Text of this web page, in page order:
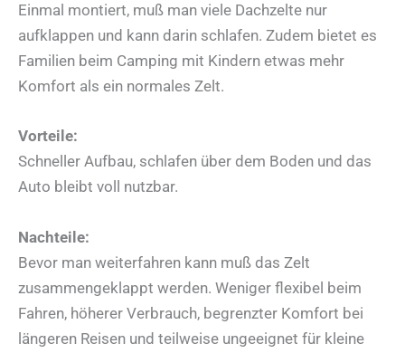
Einmal montiert, muß man viele Dachzelte nur
aufklappen und kann darin schlafen. Zudem bietet es
Familien beim Camping mit Kindern etwas mehr
Komfort als ein normales Zelt.
Vorteile:
Schneller Aufbau, schlafen über dem Boden und das
Auto bleibt voll nutzbar.
Nachteile:
Bevor man weiterfahren kann muß das Zelt
zusammengeklappt werden. Weniger flexibel beim
Fahren, höherer Verbrauch, begrenzter Komfort bei
längeren Reisen und teilweise ungeeignet für kleine